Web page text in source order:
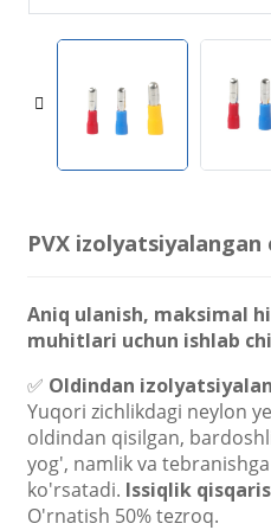
PVX
Aniq ulanish, maksimal
muhitlari uchun ishlab
✅ Oldindan
Yuqori zichlikdagi neylon
oldindan qisilgan,
yog', namlik va
ko'rsatadi. Issiqlik
O'rnatish 50% tezroq.